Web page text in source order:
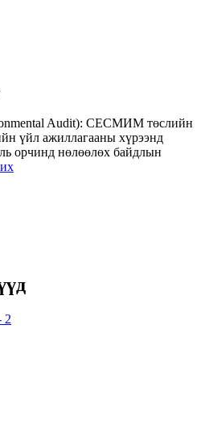
Audit): СЕСМИМ төслийн
үйл ажиллагааны хүрээнд
орчинд нөлөөлөх байдлын
2